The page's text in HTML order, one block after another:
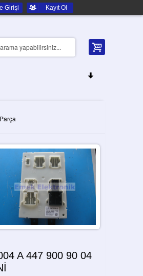
Girişi Kayıt Ol
YEDEK PARÇA
A 447 900 90 04